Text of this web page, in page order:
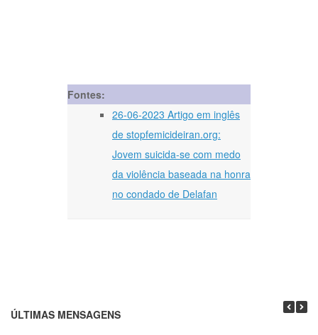
Fontes:
26-06-2023 Artigo em inglês
de stopfemicideiran.org:
Jovem suicida-se com medo
da violência baseada na honra
no condado de Delafan
ÚLTIMAS MENSAGENS